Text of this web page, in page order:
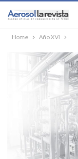
Home Año XVI